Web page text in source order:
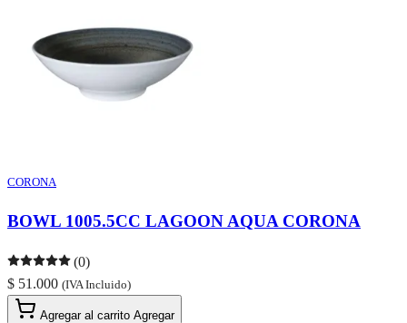
CORONA
BOWL 1005.5CC LAGOON AQUA CORONA
(0)
$ 51.000 (IVA Incluido)
Agregar al carrito Agregar